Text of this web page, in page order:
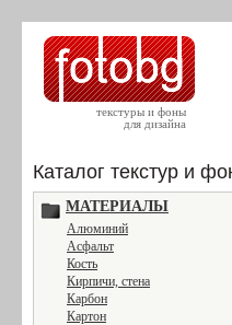
текстуры и фоны
для дизайна
Каталог текстур и
МАТЕРИАЛЫ
Алюминий
Асфальт
Кость
Кирпичи, стена
Карбон
Картон